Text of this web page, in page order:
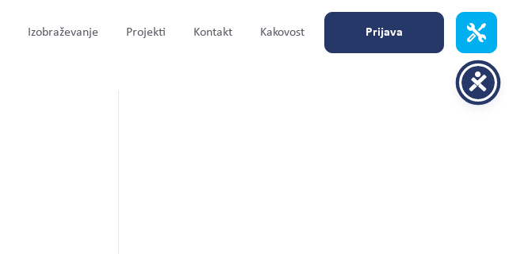
Izobraževanje Projekti Kontakt Kakovost Prijava